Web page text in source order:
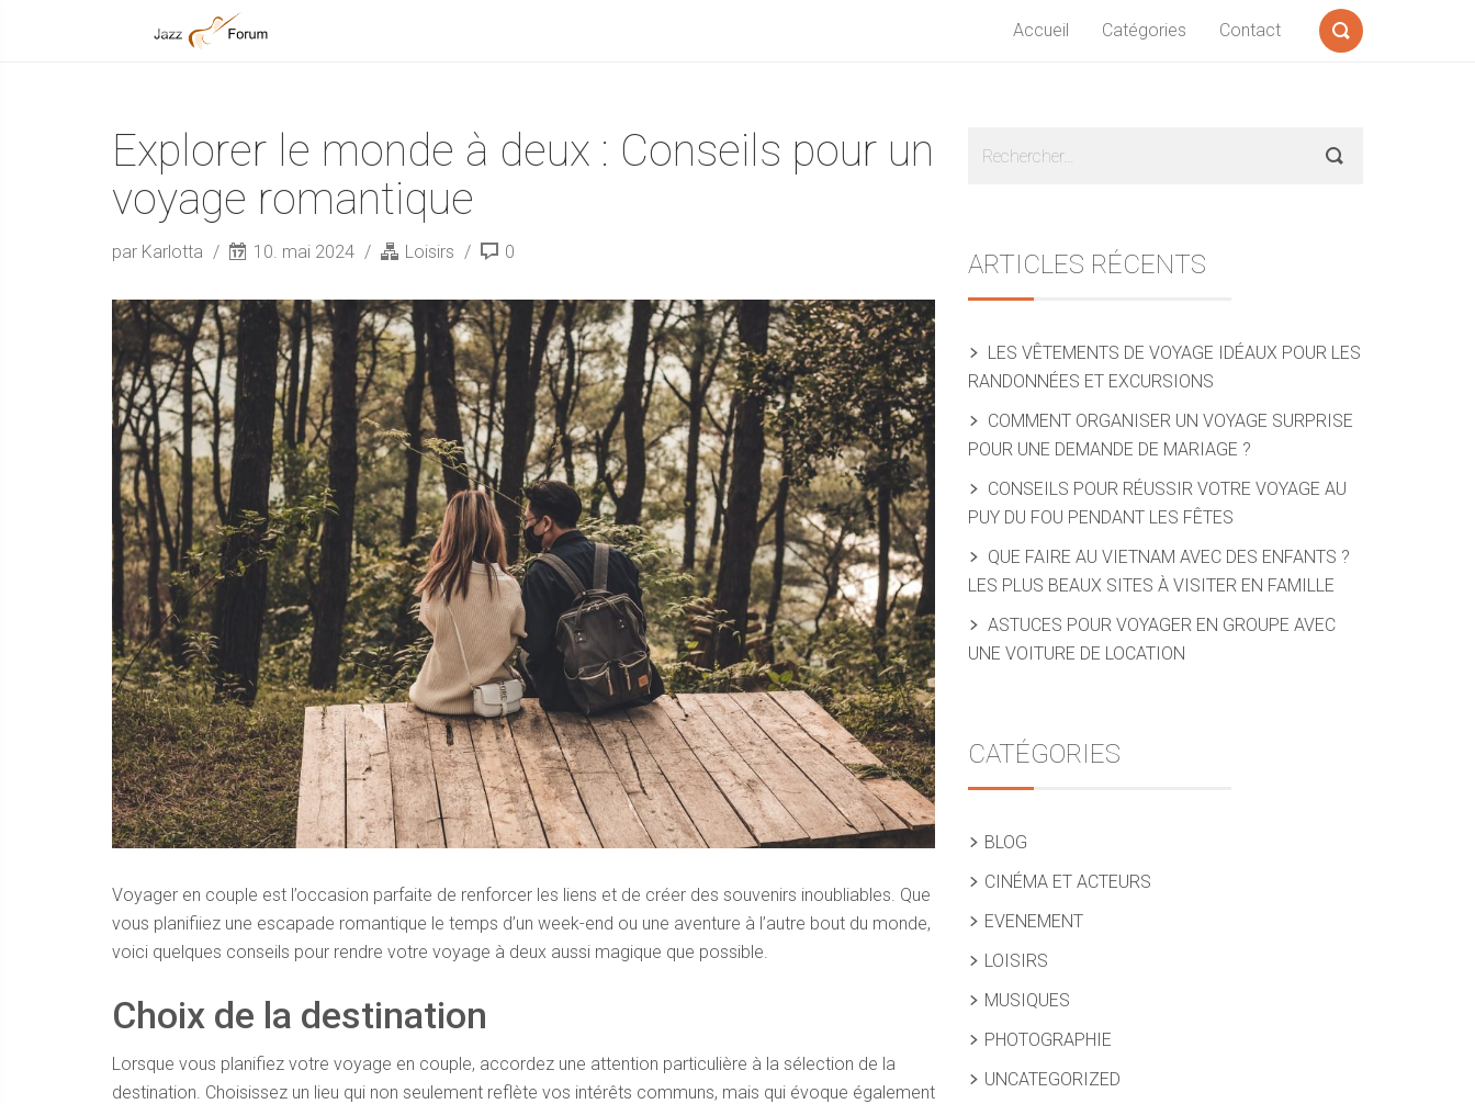
Accueil Catégories Contact
Explorer le monde à deux : Conseils pour un
voyage romantique
par Karlotta 10. mai 2024 Loisirs 0
Voyager en couple est l’occasion parfaite de renforcer les liens et de créer des souvenirs inoubliables. Que
vous planifiiez une escapade romantique le temps d’un week-end ou une aventure à l’autre bout du monde,
voici quelques conseils pour rendre votre voyage à deux aussi magique que possible.
Choix de la destination
Lorsque vous planifiez votre voyage en couple, accordez une attention particulière à la sélection de la
destination. Choisissez un lieu qui non seulement reflète vos intérêts communs, mais qui évoque également
Sidebar
ARTICLES RÉCENTS
LES VÊTEMENTS DE VOYAGE IDÉAUX POUR LES
RANDONNÉES ET EXCURSIONS
COMMENT ORGANISER UN VOYAGE SURPRISE
POUR UNE DEMANDE DE MARIAGE ?
CONSEILS POUR RÉUSSIR VOTRE VOYAGE AU
PUY DU FOU PENDANT LES FÊTES
QUE FAIRE AU VIETNAM AVEC DES ENFANTS ?
LES PLUS BEAUX SITES À VISITER EN FAMILLE
ASTUCES POUR VOYAGER EN GROUPE AVEC
UNE VOITURE DE LOCATION
CATÉGORIES
BLOG
CINÉMA ET ACTEURS
EVENEMENT
LOISIRS
MUSIQUES
PHOTOGRAPHIE
UNCATEGORIZED